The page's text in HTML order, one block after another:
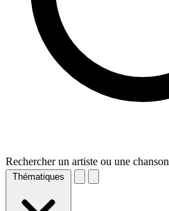
Rechercher un artiste ou une chanson
Thématiques